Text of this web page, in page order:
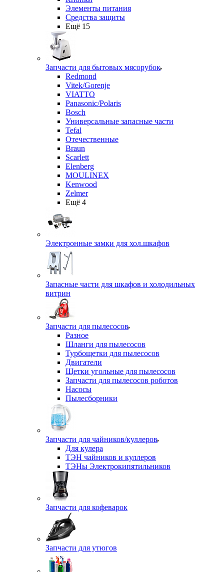
Элементы питания
Средства защиты
Ещё 15
Запчасти для бытовых мясорубок
Redmond
Vitek/Gorenje
VIATTO
Panasonic/Polaris
Bosch
Универсальные запасные части
Tefal
Отечественные
Braun
Scarlett
Elenberg
MOULINEX
Kenwood
Zelmer
Ещё 4
Электронные замки для хол.шкафов
Запасные части для шкафов и холодильных
витрин
Запчасти для пылесосов
Разное
Шланги для пылесосов
Турбощетки для пылесосов
Двигатели
Щетки угольные для пылесосов
Запчасти для пылесосов роботов
Насосы
Пылесборники
Запчасти для чайников/куллеров
Для кулера
ТЭН чайников и куллеров
ТЭНы Электрокипятильников
Запчасти для кофеварок
Запчасти для утюгов